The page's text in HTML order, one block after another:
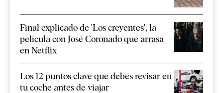
Final explicado de 'Los creyentes', la
película con José Coronado que arrasa
en Netflix
Los 12 puntos clave que debes revisar en
tu coche antes de viajar